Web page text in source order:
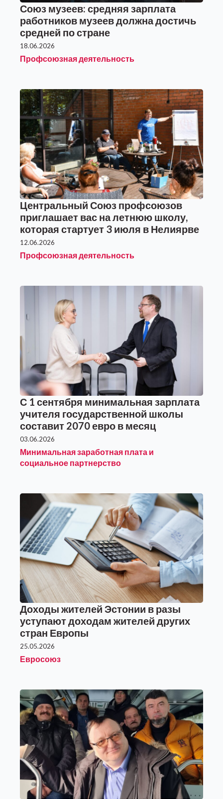
Союз музеев: средняя зарплата
работников музеев должна достичь
средней по стране
18.06.2026
Профсоюзная деятельность
Центральный Союз профсоюзов
приглашает вас на летнюю школу,
которая стартует 3 июля в Нелиярве
12.06.2026
Профсоюзная деятельность
С 1 сентября минимальная зарплата
учителя государственной школы
составит 2070 евро в месяц
03.06.2026
Минимальная заработная плата и
социальное партнерство
Доходы жителей Эстонии в разы
уступают доходам жителей других
стран Европы
25.05.2026
Евросоюз